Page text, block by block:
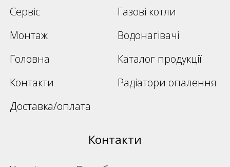
Сервіс
Газові котли
Монтаж
Водонагівачі
Головна
Каталог продукції
Контакти
Радіатори опалення
Доставка/оплата
Контакти